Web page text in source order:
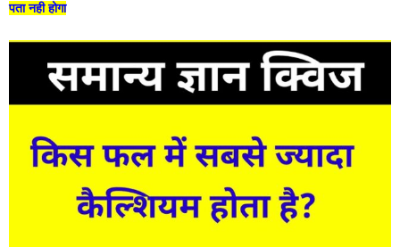
पता नही होगा